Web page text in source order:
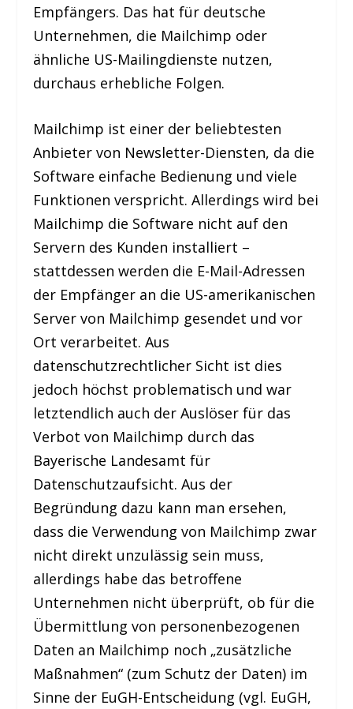
Empfängers. Das hat für deutsche
Unternehmen, die Mailchimp oder
ähnliche US-Mailingdienste nutzen,
durchaus erhebliche Folgen.
Mailchimp ist einer der beliebtesten
Anbieter von Newsletter-Diensten, da die
Software einfache Bedienung und viele
Funktionen verspricht. Allerdings wird bei
Mailchimp die Software nicht auf den
Servern des Kunden installiert –
stattdessen werden die E-Mail-Adressen
der Empfänger an die US-amerikanischen
Server von Mailchimp gesendet und vor
Ort verarbeitet. Aus
datenschutzrechtlicher Sicht ist dies
jedoch höchst problematisch und war
letztendlich auch der Auslöser für das
Verbot von Mailchimp durch das
Bayerische Landesamt für
Datenschutzaufsicht. Aus der
Begründung dazu kann man ersehen,
dass die Verwendung von Mailchimp zwar
nicht direkt unzulässig sein muss,
allerdings habe das betroffene
Unternehmen nicht überprüft, ob für die
Übermittlung von personenbezogenen
Daten an Mailchimp noch „zusätzliche
Maßnahmen“ (zum Schutz der Daten) im
Sinne der EuGH-Entscheidung (vgl. EuGH,